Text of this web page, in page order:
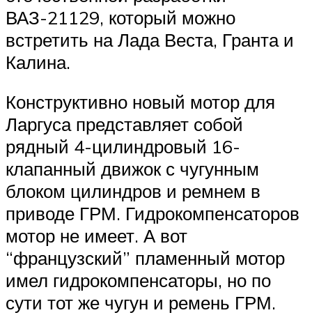
ВАЗ-21129, который можно
встретить на Лада Веста, Гранта и
Калина.
Конструктивно новый мотор для
Ларгуса представляет собой
рядный 4-цилиндровый 16-
клапанный движок с чугунным
блоком цилиндров и ремнем в
приводе ГРМ. Гидрокомпенсаторов
мотор не имеет. А вот
“французский” пламенный мотор
имел гидрокомпенсаторы, но по
сути тот же чугун и ремень ГРМ.